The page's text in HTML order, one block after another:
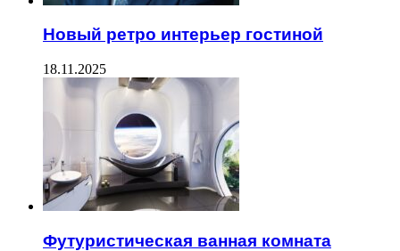
Новый ретро интерьер гостиной
18.11.2025
Футуристическая ванная комната